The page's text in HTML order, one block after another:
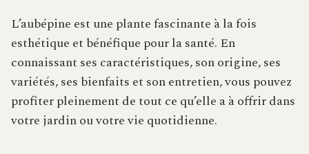
L’aubépine est une plante fascinante à la fois
esthétique et bénéfique pour la santé. En
connaissant ses caractéristiques, son origine, ses
variétés, ses bienfaits et son entretien, vous pouvez
profiter pleinement de tout ce qu’elle a à offrir dans
votre jardin ou votre vie quotidienne.